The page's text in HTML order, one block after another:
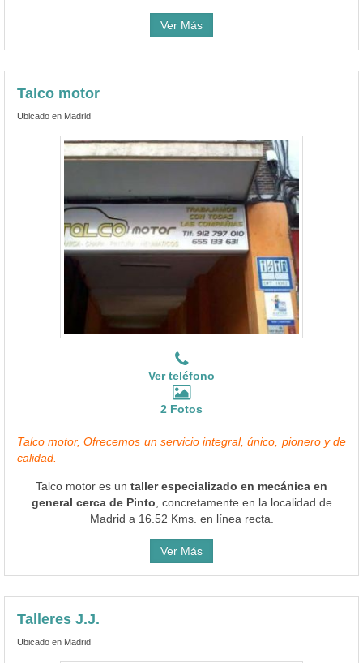
Ver Más
Talco motor
Ubicado en Madrid
Ver teléfono
2 Fotos
Talco motor, Ofrecemos un servicio integral, único, pionero y de
calidad.
Talco motor es un taller especializado en mecánica en
general cerca de Pinto , concretamente en la localidad de
Madrid a 16.52 Kms. en línea recta.
Ver Más
Talleres J.J.
Ubicado en Madrid